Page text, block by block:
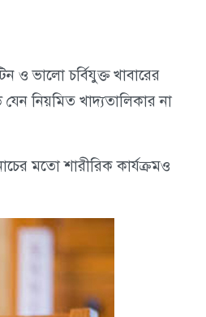
ও ভালো চর্বিযুক্ত খাবারের
নিয়মিত খাদ্যতালিকার না
মতো শারীরিক কার্যক্রমও